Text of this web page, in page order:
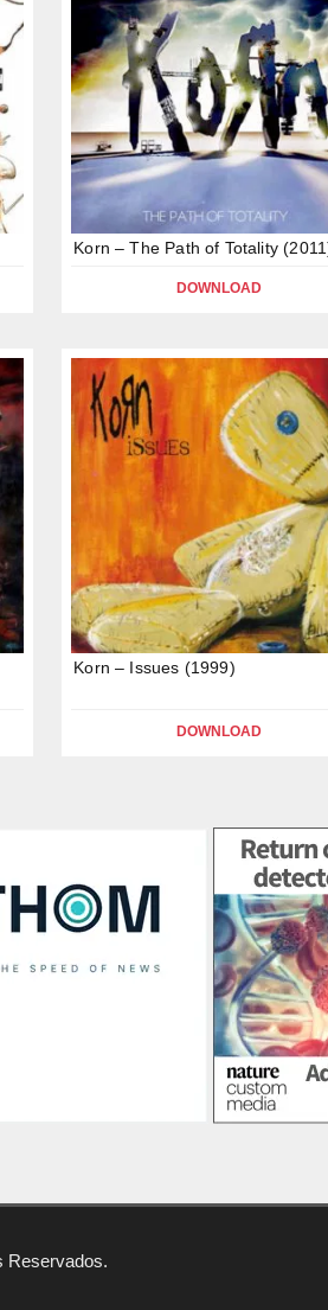
Korn – The Path of Totality
DOWNLOAD
Korn – Issues (1999)
DOWNLOAD
Reservados.